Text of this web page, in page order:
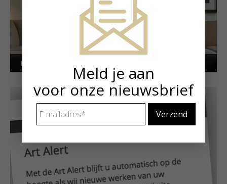
Kunstuitleen voor particulieren
Meld je aan
voor onze nieuwsbrief
mailadres *